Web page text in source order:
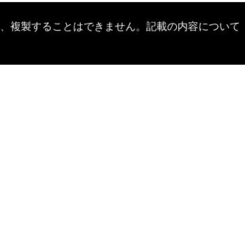
複製することはできません。記載の内容について